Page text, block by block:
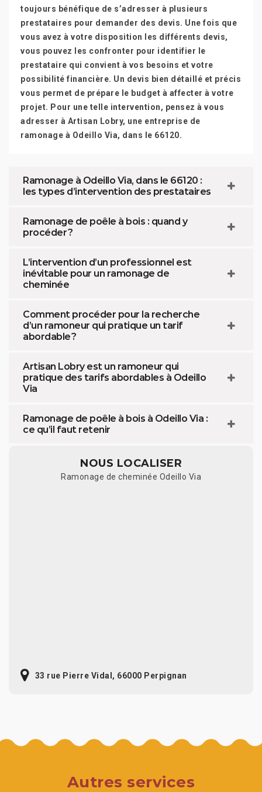
toujours bénéfique de s’adresser à plusieurs
prestataires pour demander des devis. Une fois que
vous avez à votre disposition les différents devis,
vous pouvez les confronter pour identifier le
prestataire qui convient à vos besoins et votre
possibilité financière. Un devis bien détaillé et précis
vous permet de prépare le budget à affecter à votre
projet. Pour une telle intervention, pensez à vous
adresser à Artisan Lobry, une entreprise de
ramonage à Odeillo Via, dans le 66120.
Ramonage à Odeillo Via, dans le 66120 :
les types d’intervention des prestataires
Ramonage de poêle à bois : quand y
procéder ?
L’intervention d’un professionnel est
inévitable pour un ramonage de
cheminée
Comment procéder pour la recherche
d’un ramoneur qui pratique un tarif
abordable ?
Artisan Lobry est un ramoneur qui
pratique des tarifs abordables à Odeillo
Via
Ramonage de poêle à bois à Odeillo Via :
ce qu’il faut retenir
NOUS LOCALISER
Ramonage de cheminée Odeillo Via
33 rue Pierre Vidal, 66000 Perpignan
Autres services